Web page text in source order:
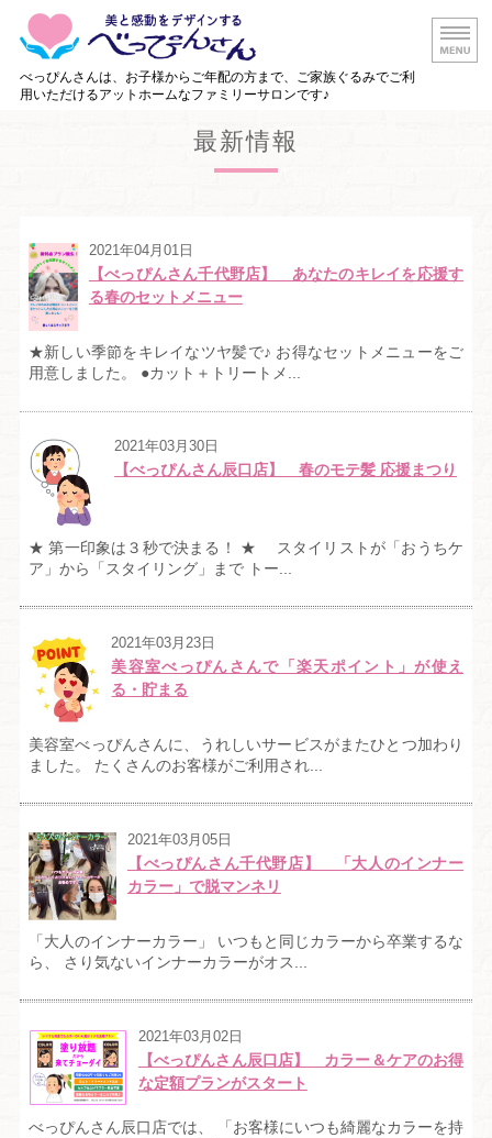
白山市の美
べっぴんさんは、お子様からご年配の方まで、ご家族ぐるみでご利
用いただけるアットホームなファミリーサロンです♪
出張美容サービス
ご予約・お問い合わせ
最新情報
2021年04月01日
【べっぴんさん千代野店】 あなたのキレイを応援す
る春のセットメニュー
★新しい季節をキレイなツヤ髪で♪ お得なセットメニューをご
用意しました。 ●カット＋トリートメ...
2021年03月30日
【べっぴんさん辰口店】 春のモテ髪 応援まつり
★ 第一印象は３秒で決まる！ ★ スタイリストが「おうちケ
ア」から「スタイリング」まで トー...
2021年03月23日
美容室べっぴんさんで「楽天ポイント」が使え
る・貯まる
美容室べっぴんさんに、うれしいサービスがまたひとつ加わり
ました。 たくさんのお客様がご利用され...
2021年03月05日
【べっぴんさん千代野店】 「大人のインナー
カラー」で脱マンネリ
「大人のインナーカラー」 いつもと同じカラーから卒業するな
ら、 さり気ないインナーカラーがオス...
2021年03月02日
【べっぴんさん辰口店】 カラー＆ケアのお得
な定額プランがスタート
べっぴんさん辰口店では、 「お客様にいつも綺麗なカラーを持